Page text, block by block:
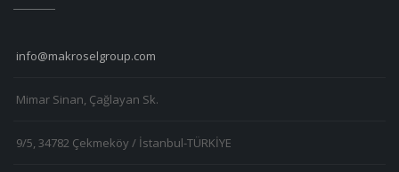
info@makroselgroup.com
Mimar Sinan, Çağlayan Sk.
9/5, 34782 Çekmeköy / İstanbul-TÜRKİYE